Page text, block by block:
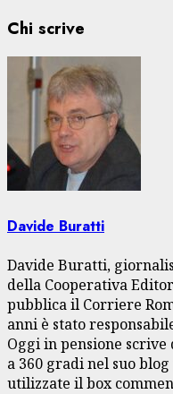
Chi scrive
Davide Buratti
Davide Buratti,
della Cooperativa
pubblica il Corriere
anni è stato
Oggi in pensione
a 360 gradi nel suo
utilizzate il box